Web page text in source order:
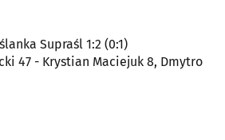
Supraśl 1:2 (0:1)
47 - Krystian Maciejuk 8, Dmytro